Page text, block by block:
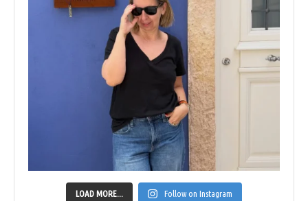
LOAD MORE... Follow on Instagram